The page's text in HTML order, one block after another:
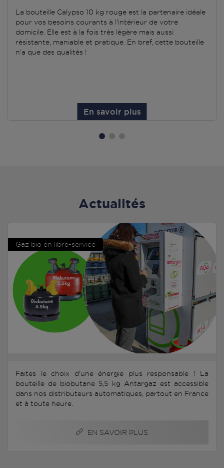
La bouteille Calypso 10 kg rouge est la partenaire idéale
pour vos besoins courants à l'intérieur de votre
domicile. Elle est à la fois très légère mais aussi
résistante, maniable et pratique. En bref, cette bouteille
n'a que des qualités !
En savoir plus
Actualités
Gaz bio en libre-service
Faites le choix d'une énergie plus responsable ! La
bouteille de biobutane 5,5 kg Antargaz est accessible
dans nos distributeurs automatiques, partout en France
et à toute heure.
EN SAVOIR PLUS